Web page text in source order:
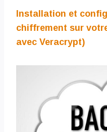
Installation et
chiffrement sur
avec Veracrypt)